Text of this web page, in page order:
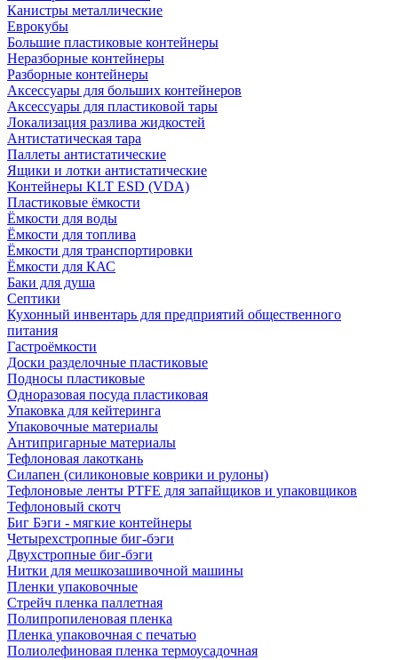
Канистры металлические
Еврокубы
Большие пластиковые контейнеры
Неразборные контейнеры
Разборные контейнеры
Аксессуары для больших контейнеров
Аксессуары для пластиковой тары
Локализация разлива жидкостей
Антистатическая тара
Паллеты антистатические
Ящики и лотки антистатические
Контейнеры KLT ESD (VDA)
Пластиковые ёмкости
Ёмкости для воды
Ёмкости для топлива
Ёмкости для транспортировки
Ёмкости для КАС
Баки для душа
Септики
Кухонный инвентарь для предприятий общественного
питания
Гастроёмкости
Доски разделочные пластиковые
Подносы пластиковые
Одноразовая посуда пластиковая
Упаковка для кейтеринга
Упаковочные материалы
Антипригарные материалы
Тефлоновая лакоткань
Силапен (силиконовые коврики и рулоны)
Тефлоновые ленты PTFE для запайщиков и упаковщиков
Тефлоновый скотч
Биг Бэги - мягкие контейнеры
Четырехстропные биг-бэги
Двухстропные биг-бэги
Нитки для мешкозашивочной машины
Пленки упаковочные
Стрейч пленка паллетная
Полипропиленовая пленка
Пленка упаковочная с печатью
Полиолефиновая пленка термоусадочная